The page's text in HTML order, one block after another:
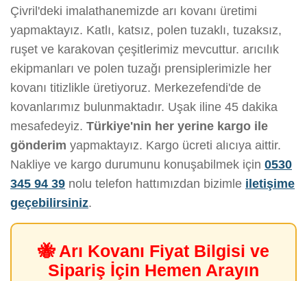
Çivril'deki imalathanemizde arı kovanı üretimi
yapmaktayız. Katlı, katsız, polen tuzaklı, tuzaksız,
ruşet ve karakovan çeşitlerimiz mevcuttur. arıcılık
ekipmanları ve polen tuzağı prensiplerimizle her
kovanı titizlikle üretiyoruz. Merkezefendi'de de
kovanlarımız bulunmaktadır. Uşak iline 45 dakika
mesafedeyiz. Türkiye'nin her yerine kargo ile
gönderim yapmaktayız. Kargo ücreti alıcıya aittir.
Nakliye ve kargo durumunu konuşabilmek için 0530
345 94 39 nolu telefon hattımızdan bizimle iletişime
geçebilirsiniz.
🐝 Arı Kovanı Fiyat Bilgisi ve
Sipariş İçin Hemen Arayın